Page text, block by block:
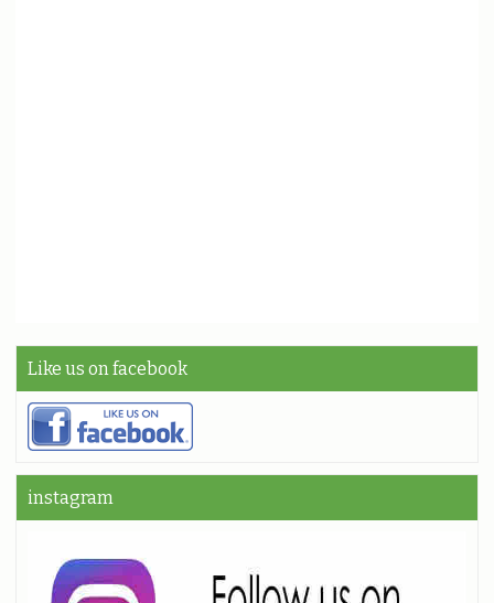
Like us on facebook
instagram